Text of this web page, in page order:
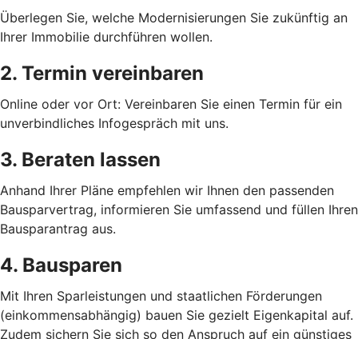
Überlegen Sie, welche Modernisierungen Sie zukünftig an
Ihrer Immobilie durchführen wollen.
2. Termin vereinbaren
Online oder vor Ort: Vereinbaren Sie einen Termin für ein
unverbindliches Infogespräch mit uns.
3. Beraten lassen
Anhand Ihrer Pläne empfehlen wir Ihnen den passenden
Bausparvertrag, informieren Sie umfassend und füllen Ihren
Bausparantrag aus.
4. Bausparen
Mit Ihren Sparleistungen und staatlichen Förderungen
(einkommensabhängig) bauen Sie gezielt Eigenkapital auf.
Zudem sichern Sie sich so den Anspruch auf ein günstiges